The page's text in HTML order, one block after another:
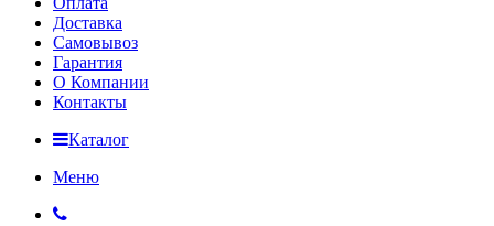
Доставка
Самовывоз
Гарантия
О Компании
Контакты
Каталог
Меню